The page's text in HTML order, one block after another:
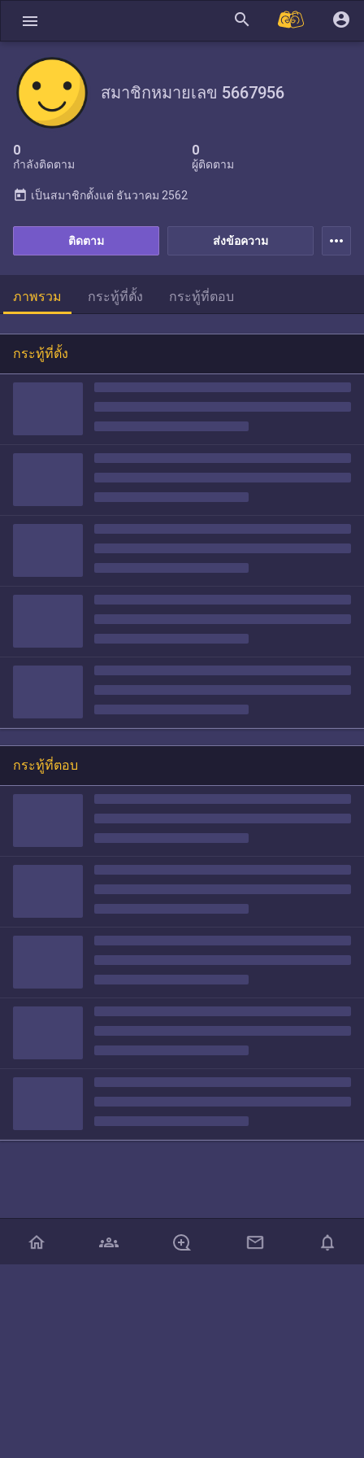
menu search account_circle
สมาชิกหมายเลข 5667956
0
กำลังติดตาม
0
ผู้ติดตาม
ส่งข้อความ
ติดตาม
today เป็นสมาชิกตั้งแต่ ธันวาคม 2562
more_horiz
ภาพรวม กระทู้ที่ตั้ง กระทู้ที่ตอบ
กระทู้ที่ตั้ง
กระทู้ที่ตอบ